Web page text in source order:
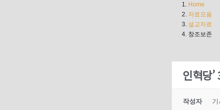
Home
자료모음
설교자료
창조보존
인혁당
작성자 기